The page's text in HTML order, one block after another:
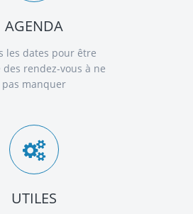
AGENDA
les dates pour être
rendez-vous à ne
pas manquer
UTILES